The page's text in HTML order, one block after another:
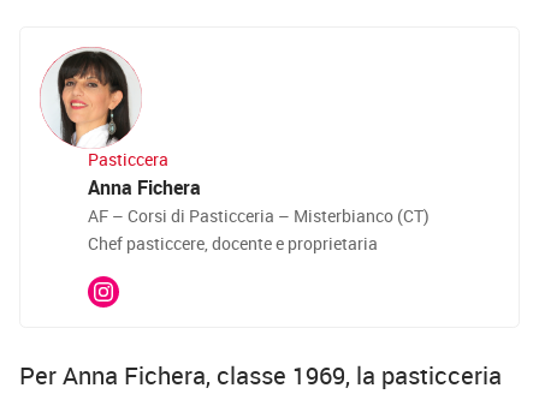
Pasticcera
Anna Fichera
AF – Corsi di Pasticceria – Misterbianco (CT)
Chef pasticcere, docente e proprietaria
Per Anna Fichera, classe 1969, la pasticceria